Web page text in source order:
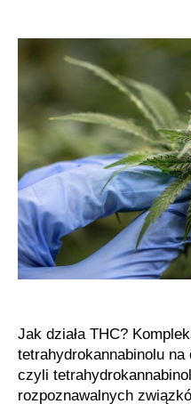
Jak działa THC?
tetrahydrokannabinolu na
czyli
rozpoznawalnych